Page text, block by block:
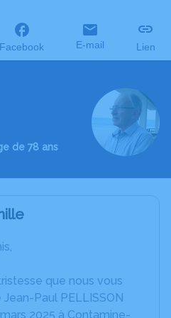
Facebook E-mail Lien
de 78 ans
que nous vous
Paul PELLISSON
2025 à Contamine-